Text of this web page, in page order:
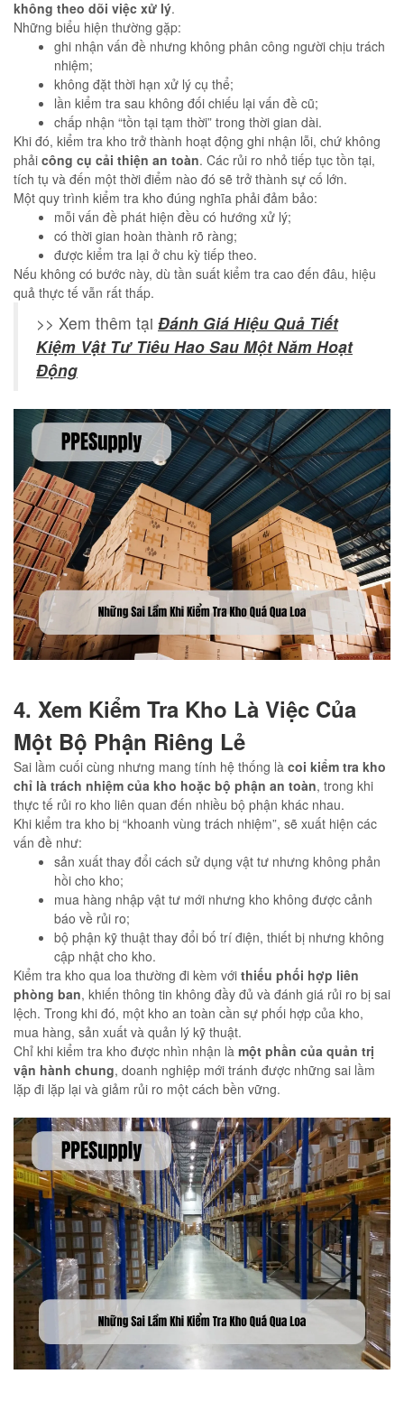
không theo dõi việc xử lý.
Những biểu hiện thường gặp:
ghi nhận vấn đề nhưng không phân công người chịu trách
nhiệm;
không đặt thời hạn xử lý cụ thể;
lần kiểm tra sau không đối chiếu lại vấn đề cũ;
chấp nhận “tồn tại tạm thời” trong thời gian dài.
Khi đó, kiểm tra kho trở thành hoạt động ghi nhận lỗi, chứ không
phải công cụ cải thiện an toàn. Các rủi ro nhỏ tiếp tục tồn tại,
tích tụ và đến một thời điểm nào đó sẽ trở thành sự cố lớn.
Một quy trình kiểm tra kho đúng nghĩa phải đảm bảo:
mỗi vấn đề phát hiện đều có hướng xử lý;
có thời gian hoàn thành rõ ràng;
được kiểm tra lại ở chu kỳ tiếp theo.
Nếu không có bước này, dù tần suất kiểm tra cao đến đâu, hiệu
quả thực tế vẫn rất thấp.
>> Xem thêm tại Đánh Giá Hiệu Quả Tiết
Kiệm Vật Tư Tiêu Hao Sau Một Năm Hoạt
Động
4. Xem Kiểm Tra Kho Là Việc Của
Một Bộ Phận Riêng Lẻ
Sai lầm cuối cùng nhưng mang tính hệ thống là coi kiểm tra kho
chỉ là trách nhiệm của kho hoặc bộ phận an toàn, trong khi
thực tế rủi ro kho liên quan đến nhiều bộ phận khác nhau.
Khi kiểm tra kho bị “khoanh vùng trách nhiệm”, sẽ xuất hiện các
vấn đề như:
sản xuất thay đổi cách sử dụng vật tư nhưng không phản
hồi cho kho;
mua hàng nhập vật tư mới nhưng kho không được cảnh
báo về rủi ro;
bộ phận kỹ thuật thay đổi bố trí điện, thiết bị nhưng không
cập nhật cho kho.
Kiểm tra kho qua loa thường đi kèm với thiếu phối hợp liên
phòng ban, khiến thông tin không đầy đủ và đánh giá rủi ro bị sai
lệch. Trong khi đó, một kho an toàn cần sự phối hợp của kho,
mua hàng, sản xuất và quản lý kỹ thuật.
Chỉ khi kiểm tra kho được nhìn nhận là một phần của quản trị
vận hành chung, doanh nghiệp mới tránh được những sai lầm
lặp đi lặp lại và giảm rủi ro một cách bền vững.